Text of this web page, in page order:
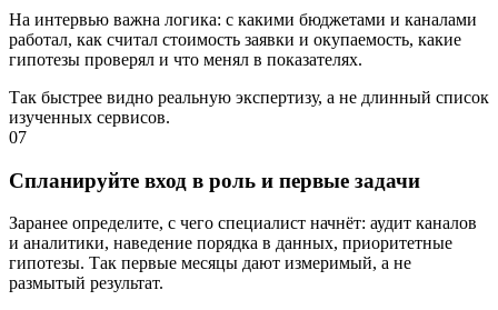
На интервью важна логика: с какими бюджетами и каналами
работал, как считал стоимость заявки и окупаемость, какие
гипотезы проверял и что менял в показателях.
Так быстрее видно реальную экспертизу, а не длинный список
изученных сервисов.
07
Спланируйте вход в роль и первые задачи
Заранее определите, с чего специалист начнёт: аудит каналов
и аналитики, наведение порядка в данных, приоритетные
гипотезы. Так первые месяцы дают измеримый, а не
размытый результат.